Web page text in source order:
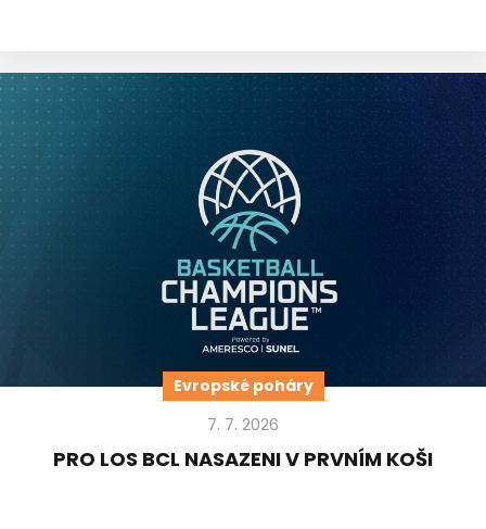
Evropské poháry
7. 7. 2026
PRO LOS BCL NASAZENI V PRVNÍM KOŠI